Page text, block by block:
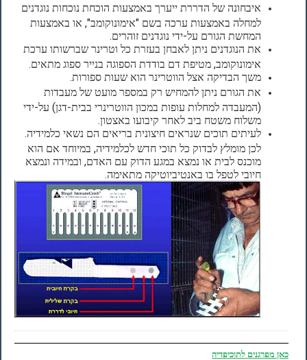
איבחונה של הדררת ייערך באמצעות הוכחת נוכחות נוגדנים
למחלה באמצעות ערכה בשם "אימונוקומב", או באמצעות
המחשת הגורם על-ידי נוגדנים זוהרים.
את הנוגדנים ניתן לאבחן בעזרת כל וטרינר שברשותו ערכת
אימונוקומב, מטיפת דם בודדת הספוגה בנייר ספוג מתאים.
משך הבדיקה אצל הווטרינר הוא שעות ספורות.
את הגורם ניתן להמחיש רק במספר מועט של מעבדות
(המעבדה למחלות עופות במכון הווטרינרי בבית-דגן) על-ידי
משלוח משטח ביב לאחר קיבועו באצטון.
לעיתים תוכים שנראים חיצונית בריאים הם נשאי כלמידיה.
לכן מומלץ לבדוק כל תוכי חדש לכלמידיה, במיוחד אם הוא
מוכנס לבית או נמצא במגע הדוק עם האדם, ובמידה ונמצא
חיובי לטפל בו באנטיביוטיקה מתאימה.
כאן מפרגנים לתוכיפדיה